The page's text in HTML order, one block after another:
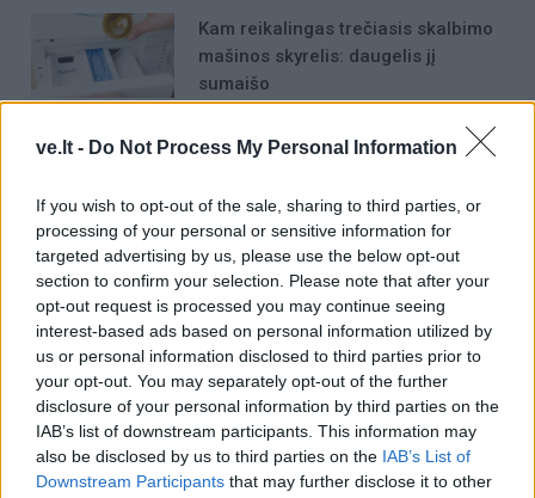
ve.lt - Do Not Process My Personal Information
If you wish to opt-out of the sale, sharing to third parties, or
processing of your personal or sensitive information for
targeted advertising by us, please use the below opt-out
section to confirm your selection. Please note that after your
opt-out request is processed you may continue seeing
interest-based ads based on personal information utilized by
us or personal information disclosed to third parties prior to
your opt-out. You may separately opt-out of the further
disclosure of your personal information by third parties on the
IAB’s list of downstream participants. This information may
also be disclosed by us to third parties on the IAB’s List of
Downstream Participants that may further disclose it to other
Kam reikalingas trečiasis skalbimo
mašinos skyrelis: daugelis jį
sumaišo
tūkstančių žmonių: kaip atrodys
Raktažodžiai maskva jukos iškrito per langą
Komentarai